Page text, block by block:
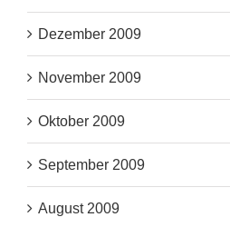
Dezember 2009
November 2009
Oktober 2009
September 2009
August 2009